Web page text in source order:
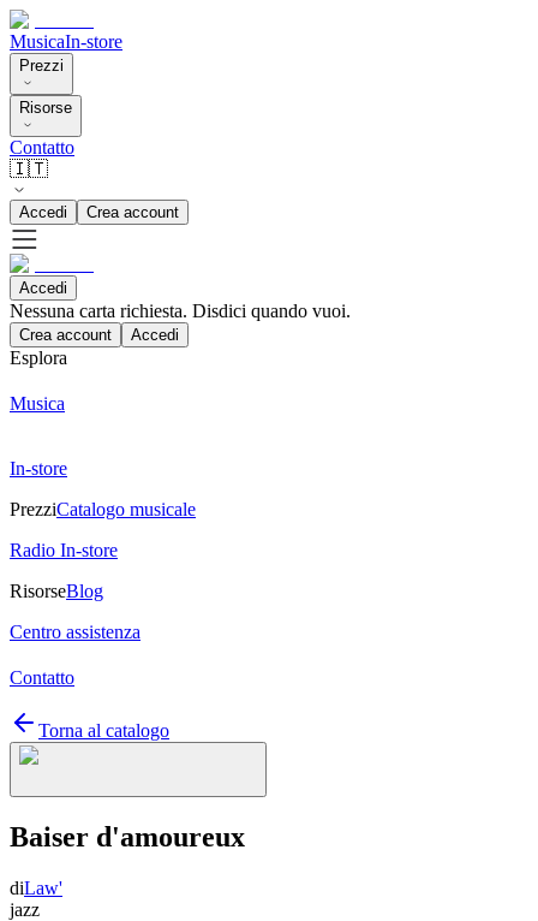
MusicaIn-store
Prezzi
Risorse
Contatto
🇮🇹
Accedi Crea account
Accedi
Nessuna carta richiesta. Disdici quando vuoi.
Crea account Accedi
Esplora
Musica
In-store
PrezziCatalogo musicale
Radio In-store
RisorseBlog
Centro assistenza
Contatto
Torna al catalogo
Baiser d'amoureux
diLaw'
jazz